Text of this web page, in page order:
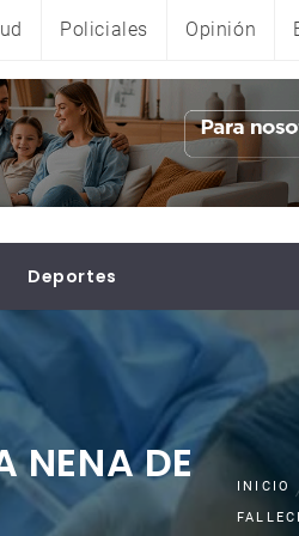
Policiales Opinión
Deportes
NENA DE INICIO